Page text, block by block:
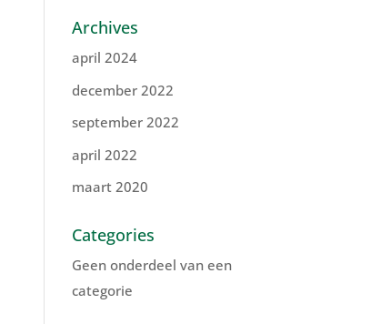
Archives
april 2024
december 2022
september 2022
april 2022
maart 2020
Categories
Geen onderdeel van een
categorie